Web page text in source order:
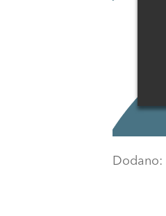
Dodano: